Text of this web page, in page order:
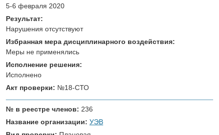
5-6 февраля 2020
Результат:
Нарушения отсутствуют
Избранная мера дисциплинарного воздействия:
Меры не применялись
Исполнение решения:
Исполнено
Акт проверки: №18-СТО
№ в реестре членов: 236
Название организации: УЭВ